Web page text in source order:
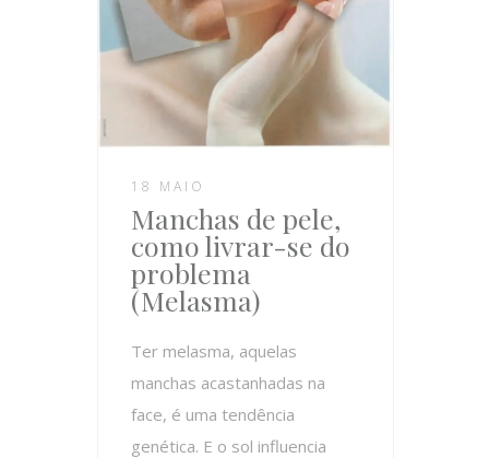
18 MAIO
Manchas de pele,
como livrar-se do
problema
(Melasma)
Ter melasma, aquelas
manchas acastanhadas na
face, é uma tendência
genética. E o sol influencia